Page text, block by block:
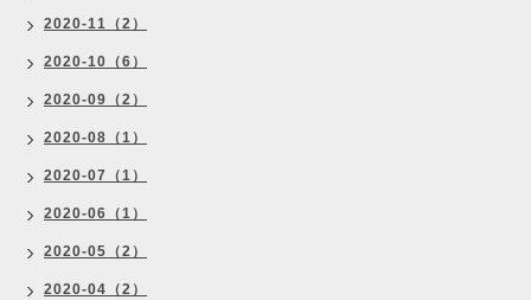
2020-11（2）
2020-10（6）
2020-09（2）
2020-08（1）
2020-07（1）
2020-06（1）
2020-05（2）
2020-04（2）